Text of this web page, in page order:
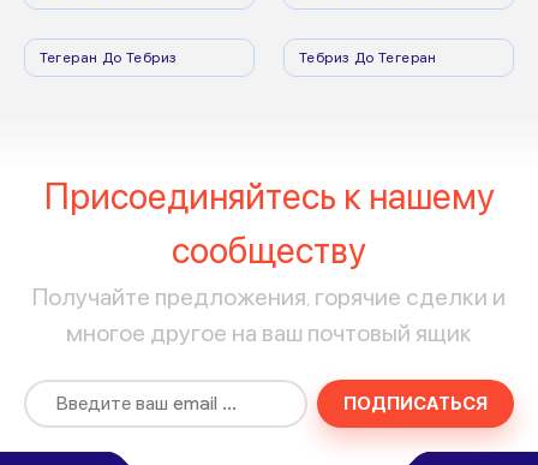
Тегеран До Тебриз Тебриз До Тегеран
Присоединяйтесь к нашему
сообществу
Получайте предложения, горячие сделки и
многое другое на ваш почтовый ящик
ПОДПИСАТЬСЯ